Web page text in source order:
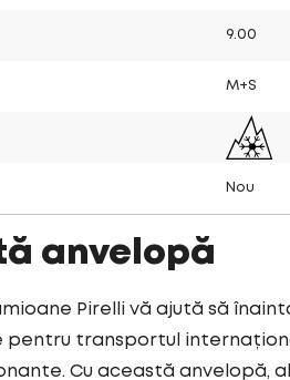
9.00
M+S
Nou
anvelopă
Pirelli vă ajută să
pentru transportul
Cu această anvelopă,